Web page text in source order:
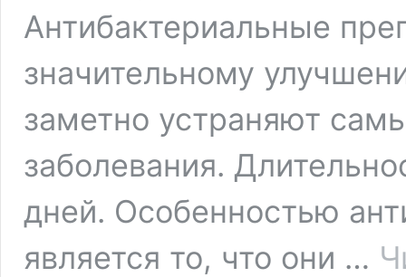
Антибактериальные
значительному
заметно устраняют
заболевания.
дней. Особенностью
является то, что они …